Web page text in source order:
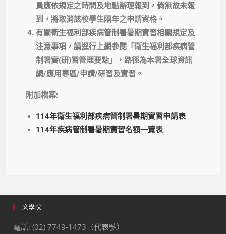
員應依規定之時間及地點辦理報到，倘無故未報
到，將取消該校學生隔年之申請資格。
有關衛生福利部疾病管制署暑期實習相關規定及
注意事項，請逕行上網參閱「衛生福利部疾病管
制署實(研)習管理要點」，路徑為本署全球資訊
網/應用專區/申請/研習及實習。
附加檔案:
114年衛生福利部疾病管制署暑期實習申請表
114年疾病管制署暑期實習名額一覽表
文學院
電話: (02) 7749-1473（代表號）